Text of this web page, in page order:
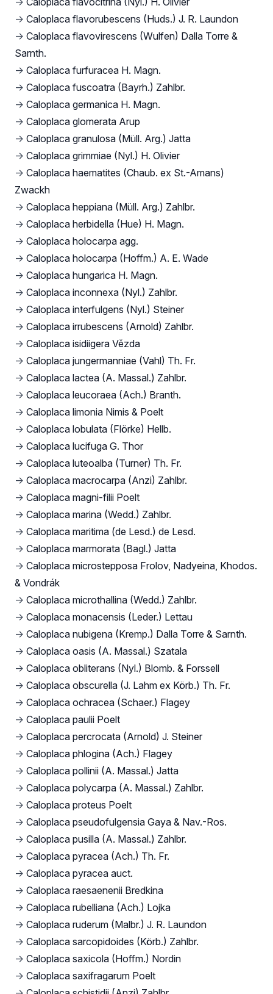
→ Caloplaca flavorubescens (Huds.) J. R. Laundon
→ Caloplaca flavovirescens (Wulfen) Dalla Torre &
Sarnth.
→ Caloplaca furfuracea H. Magn.
→ Caloplaca fuscoatra (Bayrh.) Zahlbr.
→ Caloplaca germanica H. Magn.
→ Caloplaca glomerata Arup
→ Caloplaca granulosa (Müll. Arg.) Jatta
→ Caloplaca grimmiae (Nyl.) H. Olivier
→ Caloplaca haematites (Chaub. ex St.-Amans)
Zwackh
→ Caloplaca heppiana (Müll. Arg.) Zahlbr.
→ Caloplaca herbidella (Hue) H. Magn.
→ Caloplaca holocarpa agg.
→ Caloplaca holocarpa (Hoffm.) A. E. Wade
→ Caloplaca hungarica H. Magn.
→ Caloplaca inconnexa (Nyl.) Zahlbr.
→ Caloplaca interfulgens (Nyl.) Steiner
→ Caloplaca irrubescens (Arnold) Zahlbr.
→ Caloplaca isidiigera Vězda
→ Caloplaca jungermanniae (Vahl) Th. Fr.
→ Caloplaca lactea (A. Massal.) Zahlbr.
→ Caloplaca leucoraea (Ach.) Branth.
→ Caloplaca limonia Nimis & Poelt
→ Caloplaca lobulata (Flörke) Hellb.
→ Caloplaca lucifuga G. Thor
→ Caloplaca luteoalba (Turner) Th. Fr.
→ Caloplaca macrocarpa (Anzi) Zahlbr.
→ Caloplaca magni-filii Poelt
→ Caloplaca marina (Wedd.) Zahlbr.
→ Caloplaca maritima (de Lesd.) de Lesd.
→ Caloplaca marmorata (Bagl.) Jatta
→ Caloplaca microstepposa Frolov, Nadyeina, Khodos.
& Vondrák
→ Caloplaca microthallina (Wedd.) Zahlbr.
→ Caloplaca monacensis (Leder.) Lettau
→ Caloplaca nubigena (Kremp.) Dalla Torre & Sarnth.
→ Caloplaca oasis (A. Massal.) Szatala
→ Caloplaca obliterans (Nyl.) Blomb. & Forssell
→ Caloplaca obscurella (J. Lahm ex Körb.) Th. Fr.
→ Caloplaca ochracea (Schaer.) Flagey
→ Caloplaca paulii Poelt
→ Caloplaca percrocata (Arnold) J. Steiner
→ Caloplaca phlogina (Ach.) Flagey
→ Caloplaca pollinii (A. Massal.) Jatta
→ Caloplaca polycarpa (A. Massal.) Zahlbr.
→ Caloplaca proteus Poelt
→ Caloplaca pseudofulgensia Gaya & Nav.-Ros.
→ Caloplaca pusilla (A. Massal.) Zahlbr.
→ Caloplaca pyracea (Ach.) Th. Fr.
→ Caloplaca pyracea auct.
→ Caloplaca raesaenenii Bredkina
→ Caloplaca rubelliana (Ach.) Lojka
→ Caloplaca ruderum (Malbr.) J. R. Laundon
→ Caloplaca sarcopidoides (Körb.) Zahlbr.
→ Caloplaca saxicola (Hoffm.) Nordin
→ Caloplaca saxifragarum Poelt